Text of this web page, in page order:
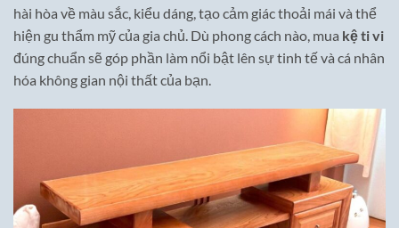
hài hòa về màu sắc, kiểu dáng, tạo cảm giác thoải mái và thể
hiện gu thẩm mỹ của gia chủ. Dù phong cách nào, mua kệ ti vi
đúng chuẩn sẽ góp phần làm nổi bật lên sự tinh tế và cá nhân
hóa không gian nội thất của bạn.